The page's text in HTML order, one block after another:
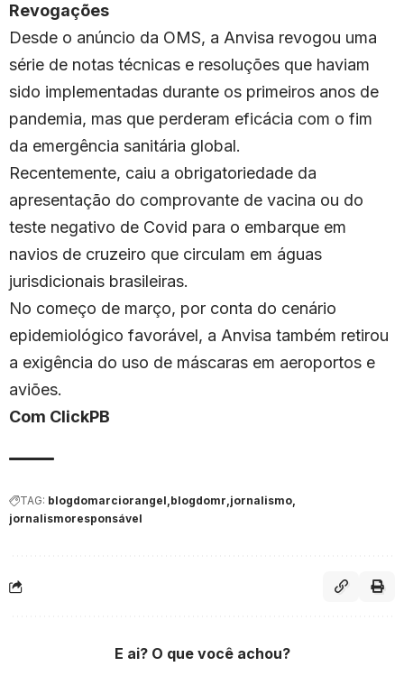
Revogações
Desde o anúncio da OMS, a Anvisa revogou uma
série de notas técnicas e resoluções que haviam
sido implementadas durante os primeiros anos de
pandemia, mas que perderam eficácia com o fim
da emergência sanitária global.
Recentemente, caiu a obrigatoriedade da
apresentação do comprovante de vacina ou do
teste negativo de Covid para o embarque em
navios de cruzeiro que circulam em águas
jurisdicionais brasileiras.
No começo de março, por conta do cenário
epidemiológico favorável, a Anvisa também retirou
a exigência do uso de máscaras em aeroportos e
aviões.
Com ClickPB
TAG: blogdomarciorangel blogdomr jornalismo
jornalismoresponsável
E ai? O que você achou?